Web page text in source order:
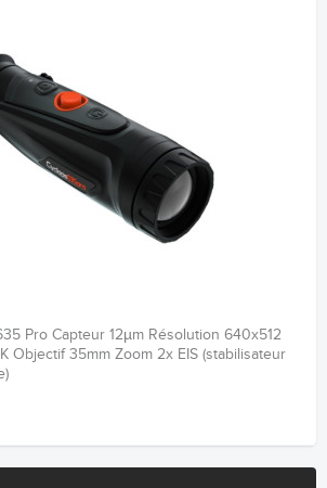
Pro Capteur 12µm Résolution 640x512
Objectif 35mm Zoom 2x EIS (stabilisateur